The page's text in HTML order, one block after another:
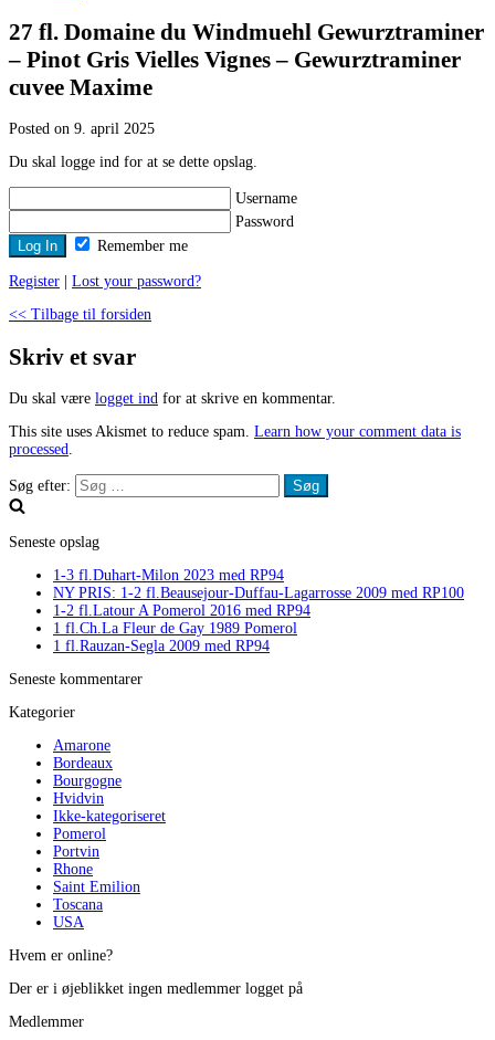
27 fl. Domaine du Windmuehl Gewurztraminer
– Pinot Gris Vielles Vignes – Gewurztraminer
cuvee Maxime
Posted on 9. april 2025
Du skal logge ind for at se dette opslag.
Username
Password
Remember me
Register
Lost your password?
<< Tilbage til forsiden
Skriv et svar
Du skal være logget ind for at skrive en kommentar.
This site uses Akismet to reduce spam. Learn how your comment data is
processed.
Søg efter:
Seneste opslag
1-3 fl.Duhart-Milon 2023 med RP94
NY PRIS: 1-2 fl.Beausejour-Duffau-Lagarrosse 2009 med RP100
1-2 fl.Latour A Pomerol 2016 med RP94
1 fl.Ch.La Fleur de Gay 1989 Pomerol
1 fl.Rauzan-Segla 2009 med RP94
Seneste kommentarer
Kategorier
Amarone
Bordeaux
Bourgogne
Hvidvin
Ikke-kategoriseret
Pomerol
Portvin
Rhone
Saint Emilion
Toscana
USA
Hvem er online?
Der er i øjeblikket ingen medlemmer logget på
Medlemmer